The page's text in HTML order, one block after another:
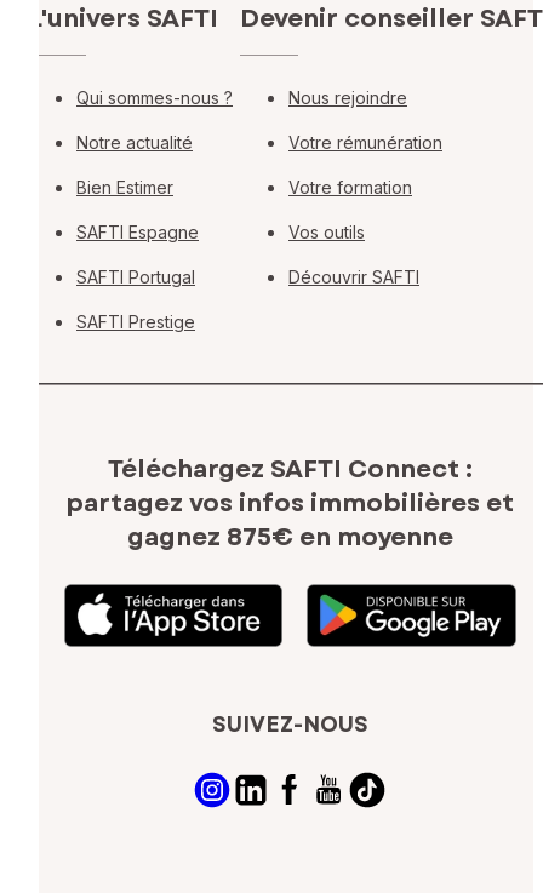
L'univers SAFTI
Qui sommes-nous ?
Notre actualité
Bien Estimer
SAFTI Espagne
SAFTI Portugal
SAFTI Prestige
Devenir conseiller
Nous rejoindre
Votre rémunération
Votre formation
Vos outils
Découvrir SAFTI
Téléchargez SAFTI Connect :
partagez vos infos immobilières et
gagnez 875€ en moyenne
SUIVEZ-NOUS